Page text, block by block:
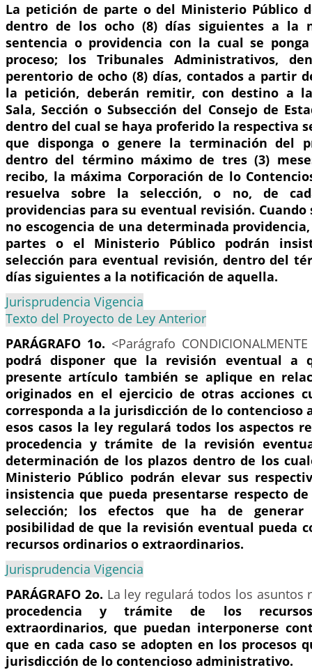
La petición de parte o del Ministerio Público
dentro de los ocho (8) días siguientes a la
sentencia o providencia con la cual se
proceso; los Tribunales Administrativos,
perentorio de ocho (8) días, contados a partir
la petición, deberán remitir, con destino a
Sala, Sección o Subsección del Consejo de
dentro del cual se haya proferido la respectiva
que disponga o genere la terminación del
dentro del término máximo de tres (3)
recibo, la máxima Corporación de lo
resuelva sobre la selección, o no, de
providencias para su eventual revisión. Cuando
no escogencia de una determinada
partes o el Ministerio Público podrán
selección para eventual revisión, dentro del
días siguientes a la notificación de aquella.
Jurisprudencia Vigencia
Texto del Proyecto de Ley Anterior
PARÁGRAFO 1o. <Parágrafo
podrá disponer que la revisión eventual a
presente artículo también se aplique en
originados en el ejercicio de otras acciones
corresponda a la jurisdicción de lo contencioso
esos casos la ley regulará todos los aspectos
procedencia y trámite de la revisión
determinación de los plazos dentro de los
Ministerio Público podrán elevar sus
insistencia que pueda presentarse respecto
selección; los efectos que ha de
posibilidad de que la revisión eventual pueda
recursos ordinarios o extraordinarios.
Jurisprudencia Vigencia
PARÁGRAFO 2o. La ley regulará todos los asuntos
procedencia y trámite de los
extraordinarios, que puedan interponerse
que en cada caso se adopten en los procesos
jurisdicción de lo contencioso administrativo.